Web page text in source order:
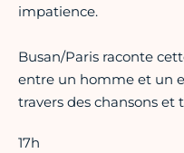
impatience.
Busan/Paris raconte
entre un homme et un
travers des chansons et
17h